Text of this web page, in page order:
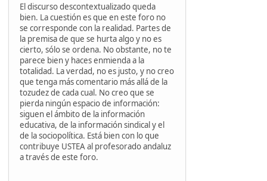
El discurso descontextualizado queda
bien. La cuestión es que en este foro no
se corresponde con la realidad. Partes de
la premisa de que se hurta algo y no es
cierto, sólo se ordena. No obstante, no te
parece bien y haces enmienda a la
totalidad. La verdad, no es justo, y no creo
que tenga más comentario más allá de la
tozudez de cada cual. No creo que se
pierda ningún espacio de información:
siguen el ámbito de la información
educativa, de la información sindical y el
de la sociopolítica. Está bien con lo que
contribuye USTEA al profesorado andaluz
a través de este foro.